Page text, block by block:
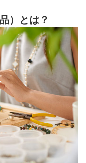
）とは？